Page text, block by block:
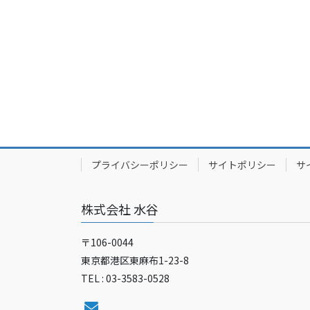
プライバシーポリシー サイトポリシー サ
株式会社 水谷
〒106-0044
東京都港区東麻布1-23-8
TEL : 03-3583-0528